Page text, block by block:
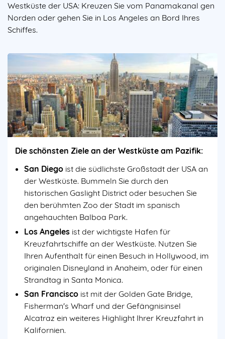
Westküste der USA: Kreuzen Sie vom Panamakanal gen
Norden oder gehen Sie in Los Angeles an Bord Ihres
Schiffes.
Die schönsten Ziele an der Westküste am Pazifik:
San Diego ist die südlichste Großstadt der USA an
der Westküste. Bummeln Sie durch den
historischen Gaslight District oder besuchen Sie
den berühmten Zoo der Stadt im spanisch
angehauchten Balboa Park.
Los Angeles ist der wichtigste Hafen für
Kreuzfahrtschiffe an der Westküste. Nutzen Sie
Ihren Aufenthalt für einen Besuch in Hollywood, im
originalen Disneyland in Anaheim, oder für einen
Strandtag in Santa Monica.
San Francisco ist mit der Golden Gate Bridge,
Fisherman's Wharf und der Gefängnisinsel
Alcatraz ein weiteres Highlight Ihrer Kreuzfahrt in
Kalifornien.